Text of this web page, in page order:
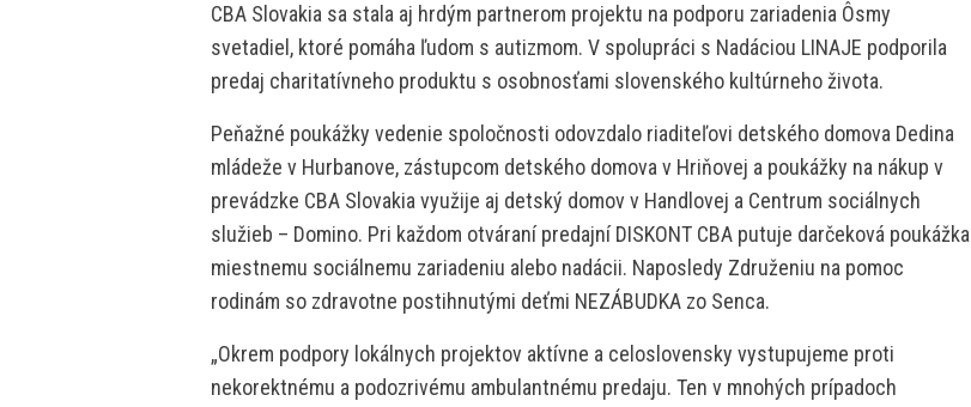
CBA Slovakia sa stala aj hrdým partnerom projektu na podporu zariadenia Ôsmy
svetadiel, ktoré pomáha ľudom s autizmom. V spolupráci s Nadáciou LINAJE podporila
predaj charitatívneho produktu s osobnosťami slovenského kultúrneho života.
Peňažné poukážky vedenie spoločnosti odovzdalo riaditeľovi detského domova Dedina
mládeže v Hurbanove, zástupcom detského domova v Hriňovej a poukážky na nákup v
prevádzke CBA Slovakia využije aj detský domov v Handlovej a Centrum sociálnych
služieb – Domino. Pri každom otváraní predajní DISKONT CBA putuje darčeková poukážka
miestnemu sociálnemu zariadeniu alebo nadácii. Naposledy Združeniu na pomoc
rodinám so zdravotne postihnutými deťmi NEZÁBUDKA zo Senca.
„Okrem podpory lokálnych projektov aktívne a celoslovensky vystupujeme proti
nekorektnému a podozrivému ambulantnému predaju. Ten v mnohých prípadoch